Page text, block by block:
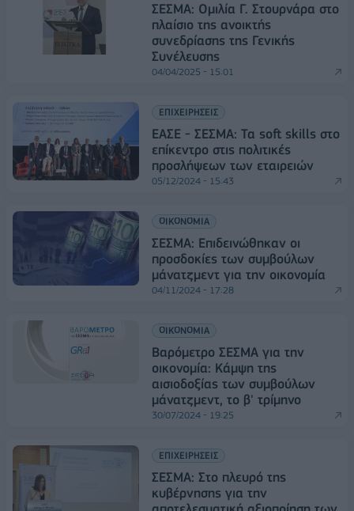
ΣΕΣΜΑ: Ομιλία Γ. Στουρνάρα στο
πλαίσιο της ανοικτής
συνεδρίασης της Γενικής
Συνέλευσης
04/04/2025 - 15:01
ΕΠΙΧΕΙΡΗΣΕΙΣ
ΕΑΣΕ - ΣΕΣΜΑ: Τα soft skills στο
επίκεντρο στις πολιτικές
προσλήψεων των εταιρειών
05/12/2024 - 15:43
ΟΙΚΟΝΟΜΙΑ
ΣΕΣΜΑ: Επιδεινώθηκαν οι
προσδοκίες των συμβούλων
μάνατζμεντ για την οικονομία
04/11/2024 - 17:28
ΟΙΚΟΝΟΜΙΑ
Βαρόμετρο ΣΕΣΜΑ για την
οικονομία: Κάμψη της
αισιοδοξίας των συμβούλων
μάνατζμεντ, το β' τρίμηνο
30/07/2024 - 19:25
ΕΠΙΧΕΙΡΗΣΕΙΣ
ΣΕΣΜΑ: Στο πλευρό της
κυβέρνησης για την